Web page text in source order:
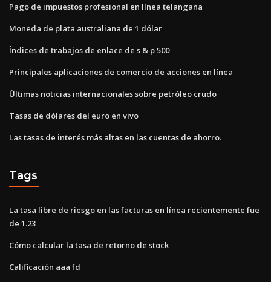
Pago de impuestos profesional en línea telangana
Moneda de plata australiana de 1 dólar
Índices de trabajos de enlace de s & p 500
Principales aplicaciones de comercio de acciones en línea
Últimas noticias internacionales sobre petróleo crudo
Tasas de dólares del euro en vivo
Las tasas de interés más altas en las cuentas de ahorro.
Tags
La tasa libre de riesgo en las facturas en línea recientemente fue
de 1.23
Cómo calcular la tasa de retorno de stock
Calificación aaa fd